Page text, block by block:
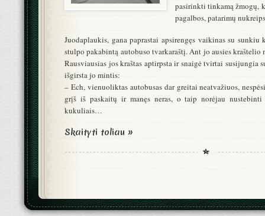
pasirinkti tinkamą žmogų,
pagalbos, patarimų
Juodaplaukis, gana paprastai apsirengęs vaikinas su
stulpo pakabintą autobuso tvarkaraštį. Ant jo ausies
Rausviausias jos kraštas aptirpsta ir snaigė tvirtai susijungia
išgirsta jo mintis:
– Ech, vienuoliktas autobusas dar greitai neatvažiuos,
grįš iš paskaitų ir manęs neras, o taip norėjau
kukuliais…
Skaityti toliau »